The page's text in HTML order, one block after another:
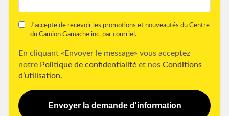
J'accepte de recevoir les promotions et nouveautés du Centre
du Camion Gamache inc. par courriel.
En cliquant «Envoyer le message» vous acceptez
notre Politique de confidentialité et nos Conditions
d’utilisation.
Envoyer la demande d'information